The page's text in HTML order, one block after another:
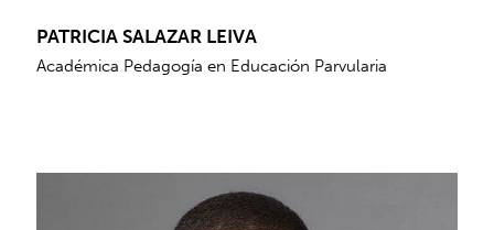
PATRICIA SALAZAR LEIVA
Académica Pedagogía en Educación Parvularia